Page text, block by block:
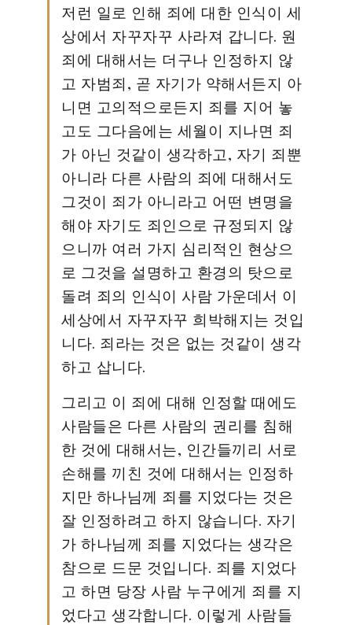
저런 일로 인해 죄에 대한 인식이 세
상에서 자꾸자꾸 사라져 갑니다. 원
죄에 대해서는 더구나 인정하지 않
고 자범죄, 곧 자기가 약해서든지 아
니면 고의적으로든지 죄를 지어 놓
고도 그다음에는 세월이 지나면 죄
가 아닌 것같이 생각하고, 자기 죄뿐
아니라 다른 사람의 죄에 대해서도
그것이 죄가 아니라고 어떤 변명을
해야 자기도 죄인으로 규정되지 않
으니까 여러 가지 심리적인 현상으
로 그것을 설명하고 환경의 탓으로
돌려 죄의 인식이 사람 가운데서 이
세상에서 자꾸자꾸 희박해지는 것입
니다. 죄라는 것은 없는 것같이 생각
하고 삽니다.
그리고 이 죄에 대해 인정할 때에도
사람들은 다른 사람의 권리를 침해
한 것에 대해서는, 인간들끼리 서로
손해를 끼친 것에 대해서는 인정하
지만 하나님께 죄를 지었다는 것은
잘 인정하려고 하지 않습니다. 자기
가 하나님께 죄를 지었다는 생각은
참으로 드문 것입니다. 죄를 지었다
고 하면 당장 사람 누구에게 죄를 지
었다고 생각합니다. 이렇게 사람들